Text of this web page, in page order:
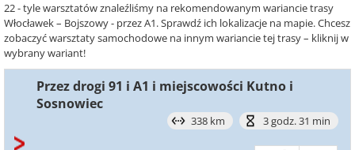
22 - tyle warsztatów znaleźliśmy na rekomendowanym wariancie trasy
Włocławek – Bojszowy - przez A1. Sprawdź ich lokalizacje na mapie. Chcesz
zobaczyć warsztaty samochodowe na innym wariancie tej trasy – kliknij w
wybrany wariant!
Przez drogi 91 i A1 i miejscowości Kutno i
Sosnowiec
338 km 3 godz. 31 min